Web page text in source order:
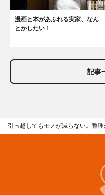
漫画と本があふれる実家、なん
とかしたい！
記事
引っ越してもモノが減らない。整